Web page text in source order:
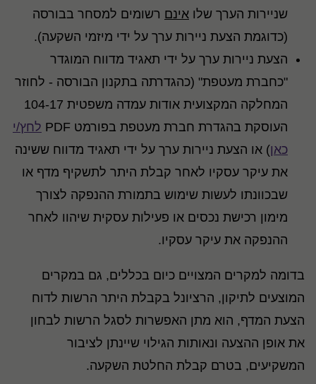
שניירות הערך שלו אינם רשומים למסחר בבורסה
(כדוגמת הצעת ניירות ערך על ידי מיזמי השקעה).
הצעת ניירות ערך על ידי תאגיד מדווח המוגדר
"כחברת מעטפת" (כהגדרתה בתקנון הבורסה - לחוזר
המחלקה המקצועית אודות עמדה משפטית 104-17
העוסקת בהגדרת חברת מעטפת בפורמט PDF
לחץ/י
כאן) או הצעת ניירות ערך על ידי תאגיד מדווח ששינה
את עיקר עסקיו לאחר קבלת היתר לתשקיף מדף או
שבכוונתו לעשות שימוש בתמורת ההנפקה לצורך
מימון רכישת נכסים או פעילות עסקית שיהוו לאחר
ההנפקה את עיקר עסקיו.
בדומה למקרים המצויים כיום בכללים, גם במקרים
המוצעים לתיקון, הרציונל בקבלת היתר הרשות לדוח
הצעת המדף, הוא מתן האפשרות לסגל הרשות לבחון
את אופן ההצעה ונאותות הגילוי שיינתן לציבור
המשקיעים, בטרם קבלת החלטת השקעה.